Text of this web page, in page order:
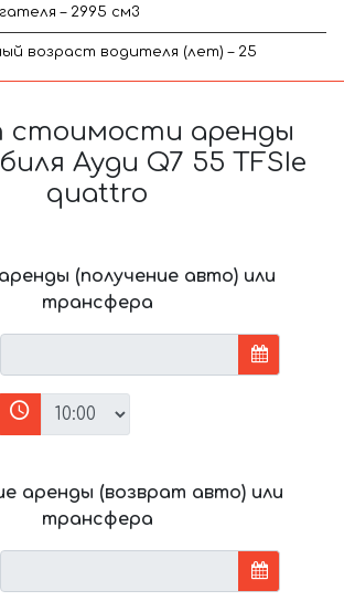
– 2995 см3
возраст водителя (лет) – 25
стоимости аренды
Ауди Q7 55 TFSIe
quattro
(получение авто) или
трансфера
аренды (возврат авто) или
трансфера